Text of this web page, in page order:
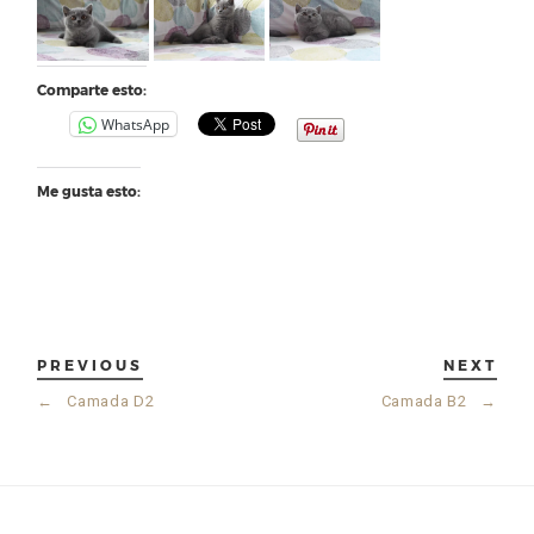
Comparte esto:
WhatsApp
Me gusta esto:
PREVIOUS
← Camada D2
NEXT
Camada B2 →